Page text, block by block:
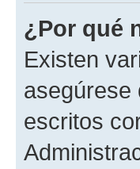
¿Por qué
Existen
asegúrese
escritos